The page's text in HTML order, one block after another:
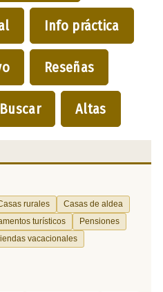
Info práctica
Reseñas
Buscar Altas